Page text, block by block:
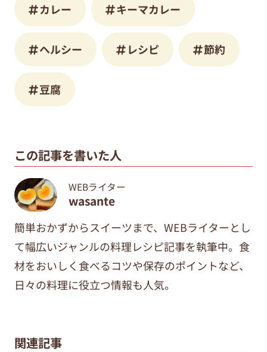
カレー キーマカレー
ヘルシー レシピ 節約
豆腐
この記事を書いた人
WEBライター
wasante
簡単おかずからスイーツまで、WEBライターとし
て幅広いジャンルの料理レシピ記事を執筆中。食
材をおいしく食べるコツや保存のポイントなど、
日々の料理に役立つ情報も人気。
関連記事